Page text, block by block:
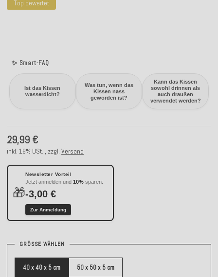
Top bewertet
✨ Smart-FAQ
Ist das Kissen
wasserdicht?
Was tun, wenn das
Kissen nass
geworden ist?
Kann das Kissen
sowohl drinnen als
auch draußen
verwendet werden?
29,99 €
inkl. 19% USt. , zzgl. Versand
🎁
Newsletter Vorteil
Jetzt anmelden und 10% sparen:
-3,00 €
Zur Anmeldung
GRÖSSE WÄHLEN
40 x 40 x 5 cm 50 x 50 x 5 cm